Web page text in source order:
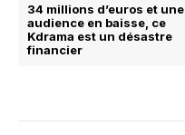
34 millions d’euros et une
audience en baisse, ce
Kdrama est un désastre
financier